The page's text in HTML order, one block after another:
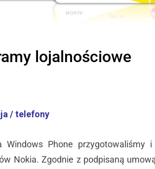
lojalnościowe
/ telefony
Windows Phone przygotowaliśmy i
Nokia. Zgodnie z podpisaną